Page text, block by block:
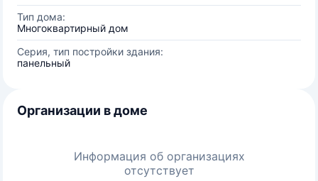
Тип дома:
Многоквартирный дом
Серия, тип постройки здания:
панельный
Организации в доме
Информация об организациях
отсутствует